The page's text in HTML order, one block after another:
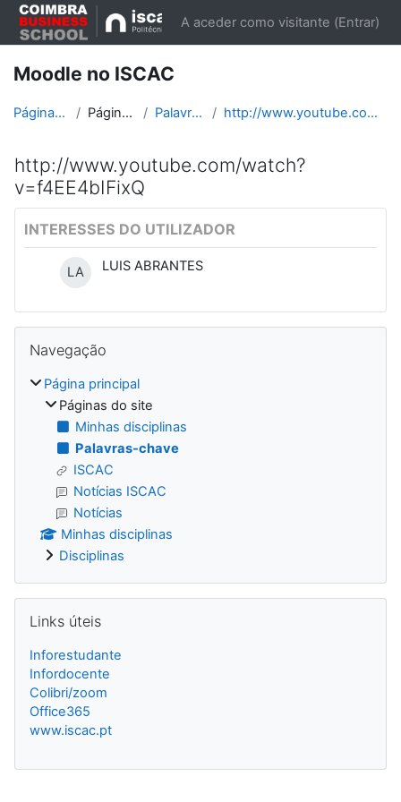
Ir para o conteúdo principal
A aceder como visitante (Entrar)
Moodle no ISCAC
Página principal Páginas do site Palavras-chave http://www.youtube.com/watch?v=f4EE4bIFixQ
http://www.youtube.com/watch?
v=f4EE4bIFixQ
INTERESSES DO UTILIZADOR
LA LUIS ABRANTES
Blocos
Navegação
Página principal
Páginas do site
Minhas disciplinas
Palavras-chave
ISCAC
Notícias ISCAC
Notícias
Minhas disciplinas
Disciplinas
Links úteis
Inforestudante
Infordocente
Colibri/zoom
Office365
www.iscac.pt